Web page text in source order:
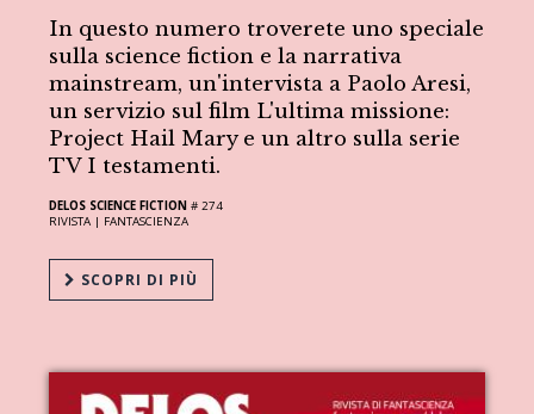
In questo numero troverete uno speciale
sulla science fiction e la narrativa
mainstream, un'intervista a Paolo Aresi,
un servizio sul film L'ultima missione:
Project Hail Mary e un altro sulla serie
TV I testamenti.
DELOS SCIENCE FICTION # 274
RIVISTA | FANTASCIENZA
SCOPRI DI PIÙ